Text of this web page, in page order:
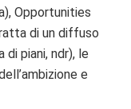
Opportunities
di un diffuso
piani, ndr), le
e